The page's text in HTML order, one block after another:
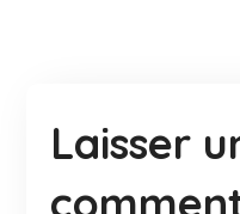
Laisser